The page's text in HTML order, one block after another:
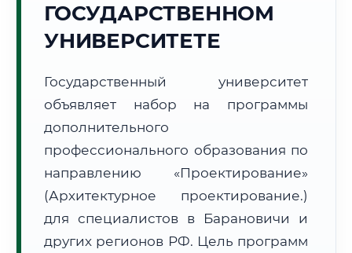
🌅 Восход: 05:46 🌇 Закат:20:56
Субъект:
Республика Беларусь
Часовой пояс:
Формат учебы:
Дистанционно
🗺️ Зона обслуживания: г. Барановичи
ГОСУДАРСТВЕННОМ
УНИВЕРСИТЕТЕ
Государственный университет
объявляет набор на программы
дополнительного
профессионального образования по
направлению «Проектирование»
(Архитектурное проектирование.)
для специалистов в Барановичи и
других регионов РФ. Цель программ